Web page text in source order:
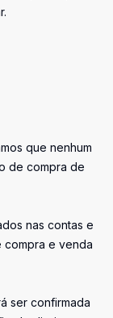
que nenhum
de compra de
nas contas e
compra e venda
ser confirmada